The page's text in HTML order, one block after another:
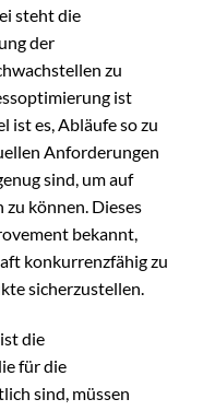
steht die
der
zu
ist
ist es, Abläufe so zu
Anforderungen
sind, um auf
können. Dieses
bekannt,
konkurrenzfähig zu
sicherzustellen.
die
für die
sind, müssen